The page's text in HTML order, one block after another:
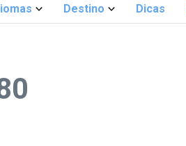
Destino Dicas